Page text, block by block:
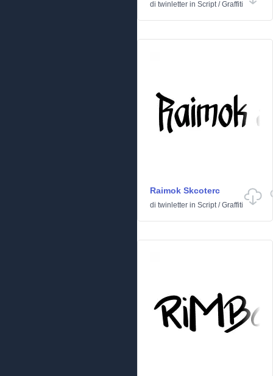
di twinletter in Script/Graffiti
Raimok Skcoterc
di twinletter in Script/Graffiti